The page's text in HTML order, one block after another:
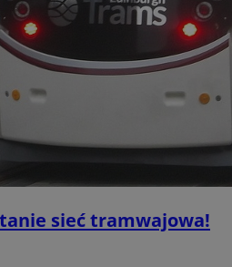
sieć tramwajowa!